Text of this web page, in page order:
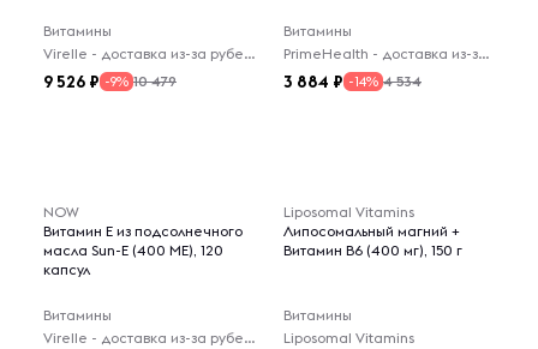
Витамины
Virelle - доставка из-за рубежа
9 526 -9% 10 479
Витамины
PrimeHealth - доставка из-за рубежа
3 884 -14% 4 534
NOW
Витамин Е из подсолнечного
масла Sun-E (400 МЕ), 120
капсул
Витамины
Virelle - доставка из-за рубежа
Liposomal Vitamins
Липосомальный магний +
Витамин В6 (400 мг), 150 г
Витамины
Liposomal Vitamins